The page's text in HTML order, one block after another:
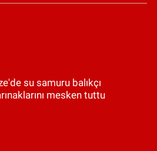
su samuru balıkçı
mesken tuttu